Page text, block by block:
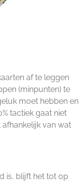
af te leggen
(minpunten) te
moet hebben en
tactiek gaat niet
van wat
is, blijft het tot op